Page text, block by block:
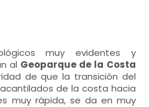
muy evidentes y
al Geoparque de la Costa
de que la transición del
de la costa hacia
muy rápida, se da en muy